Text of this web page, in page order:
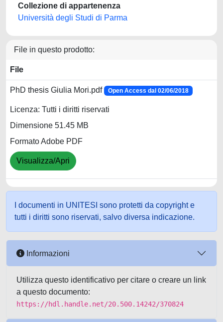
Collezione di appartenenza
Università degli Studi di Parma
File in questo prodotto:
File
PhD thesis Giulia Mori.pdf Open Access dal 02/06/2018
Licenza: Tutti i diritti riservati
Dimensione 51.45 MB
Formato Adobe PDF
Visualizza/Apri
I documenti in UNITESI sono protetti da copyright e
tutti i diritti sono riservati, salvo diversa indicazione.
Informazioni
Utilizza questo identificativo per citare o creare un link
a questo documento:
https://hdl.handle.net/20.500.14242/370824